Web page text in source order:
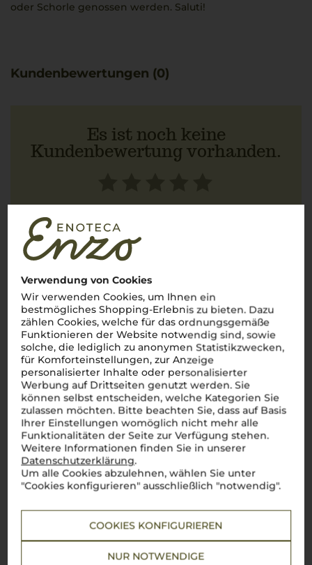
Verwendung von Cookies
Wir verwenden Cookies, um Ihnen ein
bestmögliches Shopping-Erlebnis zu bieten. Dazu
zählen Cookies, welche für das ordnungsgemäße
Funktionieren der Website notwendig sind, sowie
solche, die lediglich zu anonymen Statistikzwecken,
für Komforteinstellungen, zur Anzeige
personalisierter Inhalte oder personalisierter
Werbung auf Drittseiten genutzt werden. Sie
können selbst entscheiden, welche Kategorien Sie
zulassen möchten. Bitte beachten Sie, dass auf Basis
Ihrer Einstellungen womöglich nicht mehr alle
Funktionalitäten der Seite zur Verfügung stehen.
Weitere Informationen finden Sie in unserer
Datenschutzerklärung.
Um alle Cookies abzulehnen, wählen Sie unter
"Cookies konfigurieren" ausschließlich "notwendig".
COOKIES KONFIGURIEREN
NUR NOTWENDIGE
oder Schorle genossen werden. Saluti!
Kundenbewertungen (0)
Es ist noch keine
Kundenbewertung vorhanden.
JETZT BEWERTEN
Steckbrief
Artikelnummer
149035
Bezeichnung
alkoholfreier Aperitiv
Weinart
Food
Alkoholgehalt
Alkoholfrei (Enthält
weniger als 0,5 % Vol.
Ø Nährwerte pro 100g
Brennwert
291 kJ / 69 kcal
Fett
0 g
Fettsäuren: 0 g
Kohlenhydrate
16,8 g
davon Zucker: 16,4 g
Eiweiß
0 g